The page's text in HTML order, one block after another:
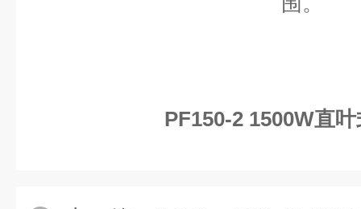
PF150-2 1500W直